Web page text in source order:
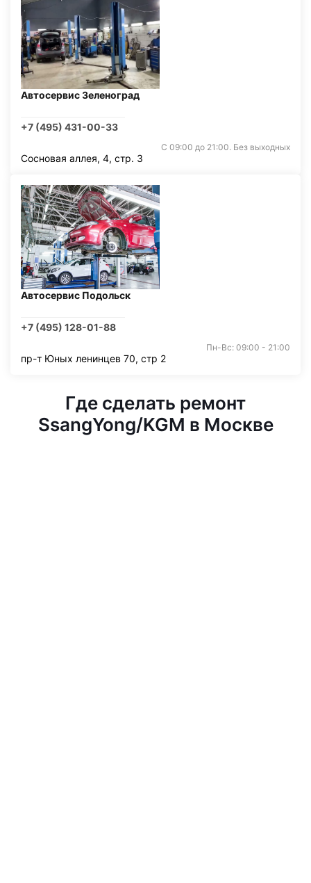
Автосервис Зеленоград
+7 (495) 431-00-33
С 09:00 до 21:00. Без выходных
Сосновая аллея, 4, стр. 3
Автосервис Подольск
+7 (495) 128-01-88
Пн-Вс: 09:00 - 21:00
пр-т Юных ленинцев 70, стр 2
Где сделать ремонт
SsangYong/KGM в Москве